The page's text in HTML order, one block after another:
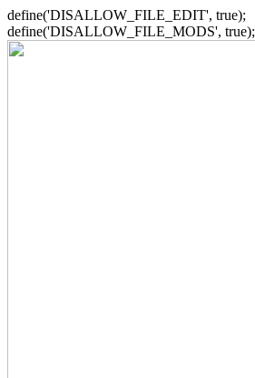
define('DISALLOW_FILE_EDIT', true);
define('DISALLOW_FILE_MODS', true);
Zum